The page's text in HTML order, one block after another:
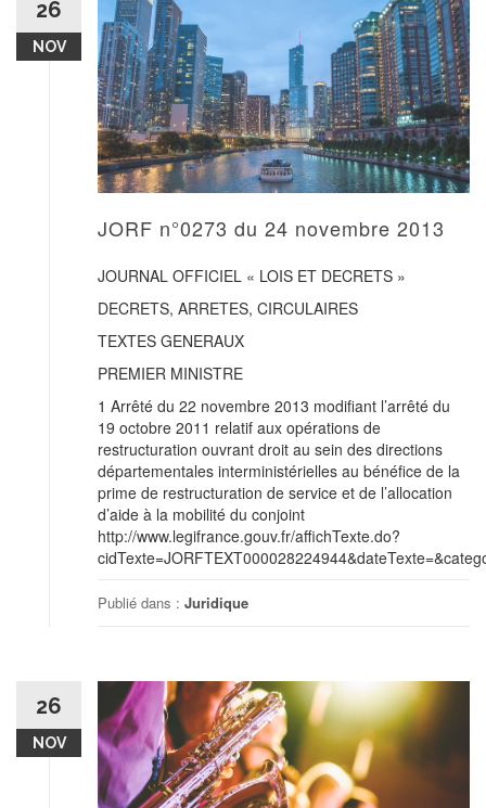
26
NOV
JORF n°0273 du 24 novembre 2013
JOURNAL OFFICIEL « LOIS ET DECRETS »
DECRETS, ARRETES, CIRCULAIRES
TEXTES GENERAUX
PREMIER MINISTRE
1 Arrêté du 22 novembre 2013 modifiant l’arrêté du
19 octobre 2011 relatif aux opérations de
restructuration ouvrant droit au sein des directions
départementales interministérielles au bénéfice de la
prime de restructuration de service et de l’allocation
d’aide à la mobilité du conjoint
http://www.legifrance.gouv.fr/affichTexte.do?
Publié dans : Juridique
26
NOV